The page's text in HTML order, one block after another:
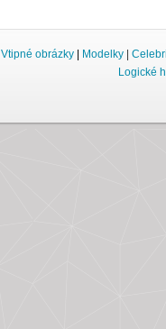
Vtipné obrázky | Modelky |
Logické